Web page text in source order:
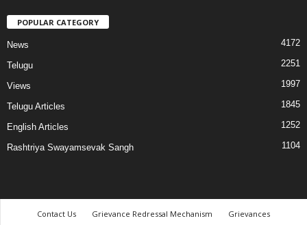
POPULAR CATEGORY
News 4172
Telugu 2251
Views 1997
Telugu Articles 1845
English Articles 1252
Rashtriya Swayamsevak Sangh 1104
Contact Us Grievance Redressal Mechanism Grievances